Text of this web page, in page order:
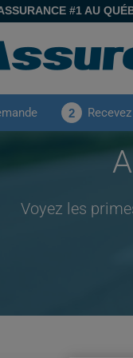
#1 AU
2
Voyez les